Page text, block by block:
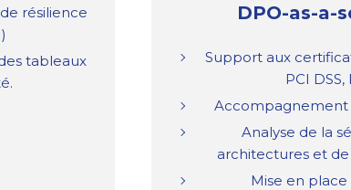
résilience
tableaux
DPO-as-a-
Support aux
PCI DSS,
Accompagnement
Analyse de la
architectures et de
Mise en place